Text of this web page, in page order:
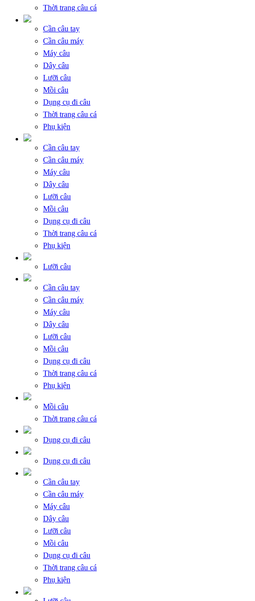
Thời trang câu cá
Cần câu tay
Cần câu máy
Máy câu
Dây câu
Lưỡi câu
Mồi câu
Dụng cụ đi câu
Thời trang câu cá
Phụ kiện
Cần câu tay
Cần câu máy
Máy câu
Dây câu
Lưỡi câu
Mồi câu
Dụng cụ đi câu
Thời trang câu cá
Phụ kiện
Lưỡi câu
Cần câu tay
Cần câu máy
Máy câu
Dây câu
Lưỡi câu
Mồi câu
Dụng cụ đi câu
Thời trang câu cá
Phụ kiện
Mồi câu
Thời trang câu cá
Dụng cụ đi câu
Dụng cụ đi câu
Cần câu tay
Cần câu máy
Máy câu
Dây câu
Lưỡi câu
Mồi câu
Dụng cụ đi câu
Thời trang câu cá
Phụ kiện